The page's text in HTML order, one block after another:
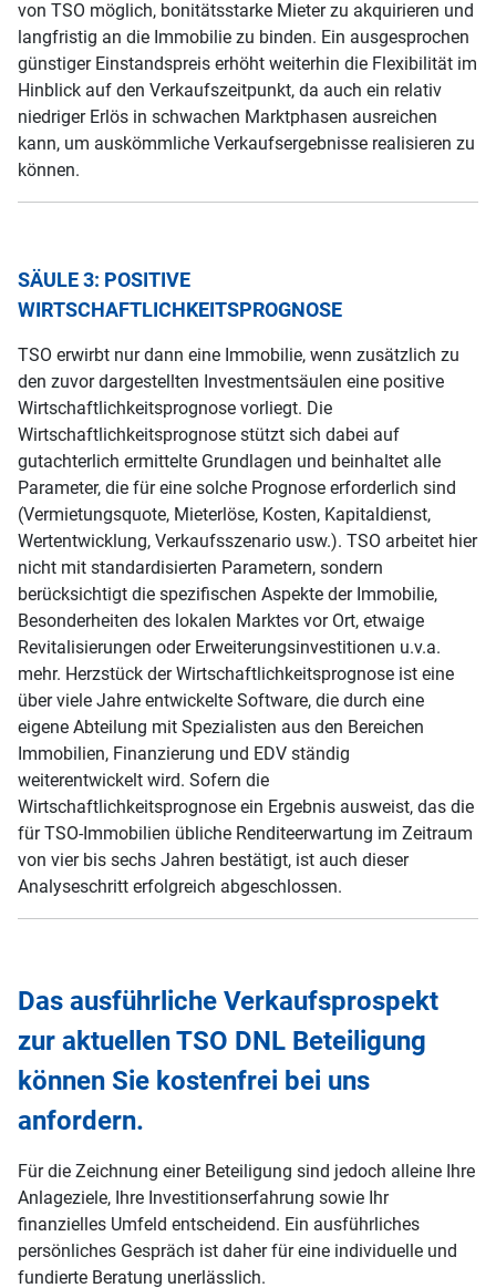
von TSO möglich, bonitätsstarke Mieter zu akquirieren und
langfristig an die Immobilie zu binden. Ein ausgesprochen
günstiger Einstandspreis erhöht weiterhin die Flexibilität im
Hinblick auf den Verkaufszeitpunkt, da auch ein relativ
niedriger Erlös in schwachen Marktphasen ausreichen
kann, um auskömmliche Verkaufsergebnisse realisieren zu
können.
SÄULE 3: POSITIVE
WIRTSCHAFTLICHKEITSPROGNOSE
TSO erwirbt nur dann eine Immobilie, wenn zusätzlich zu
den zuvor dargestellten Investmentsäulen eine positive
Wirtschaftlichkeitsprognose vorliegt. Die
Wirtschaftlichkeitsprognose stützt sich dabei auf
gutachterlich ermittelte Grundlagen und beinhaltet alle
Parameter, die für eine solche Prognose erforderlich sind
(Vermietungsquote, Mieterlöse, Kosten, Kapitaldienst,
Wertentwicklung, Verkaufsszenario usw.). TSO arbeitet hier
nicht mit standardisierten Parametern, sondern
berücksichtigt die spezifischen Aspekte der Immobilie,
Besonderheiten des lokalen Marktes vor Ort, etwaige
Revitalisierungen oder Erweiterungsinvestitionen u.v.a.
mehr. Herzstück der Wirtschaftlichkeitsprognose ist eine
über viele Jahre entwickelte Software, die durch eine
eigene Abteilung mit Spezialisten aus den Bereichen
Immobilien, Finanzierung und EDV ständig
weiterentwickelt wird. Sofern die
Wirtschaftlichkeitsprognose ein Ergebnis ausweist, das die
für TSO-Immobilien übliche Renditeerwartung im Zeitraum
von vier bis sechs Jahren bestätigt, ist auch dieser
Analyseschritt erfolgreich abgeschlossen.
Das ausführliche Verkaufsprospekt
zur aktuellen TSO DNL Beteiligung
können Sie kostenfrei bei uns
anfordern.
Für die Zeichnung einer Beteiligung sind jedoch alleine Ihre
Anlageziele, Ihre Investitionserfahrung sowie Ihr
finanzielles Umfeld entscheidend. Ein ausführliches
persönliches Gespräch ist daher für eine individuelle und
fundierte Beratung unerlässlich.